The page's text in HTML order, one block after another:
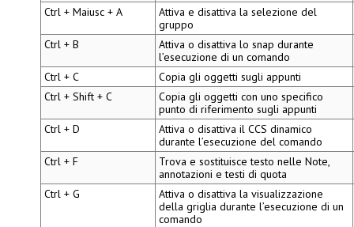
Ctrl + Maiusc + A
Attiva e disattiva la selezione del
gruppo
Ctrl + B
Attiva o disattiva lo snap durante
l’esecuzione di un comando
Ctrl + C
Copia gli oggetti sugli appunti
Ctrl + Shift + C
Copia gli oggetti con uno specifico
punto di riferimento sugli appunti
Ctrl + D
Attiva o disattiva il CCS dinamico
durante l’esecuzione del comando
Ctrl + F
Trova e sostituisce testo nelle Note,
annotazioni e testi di quota
Ctrl + G
Attiva o disattiva la visualizzazione
della griglia durante l’esecuzione di un
comando